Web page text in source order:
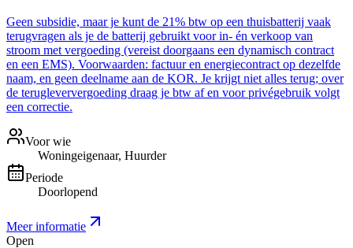
Geen subsidie, maar je kunt de 21% btw op een thuisbatterij vaak
terugvragen als je de batterij gebruikt voor in- én verkoop van
stroom met vergoeding (vereist doorgaans een dynamisch contract
en een EMS). Voorwaarden: factuur en energiecontract op dezelfde
naam, en geen deelname aan de KOR. Je krijgt niet alles terug; over
de terugleververgoeding draag je btw af en voor privégebruik volgt
een correctie.
Voor wie
Woningeigenaar, Huurder
Periode
Doorlopend
Meer informatie
Open